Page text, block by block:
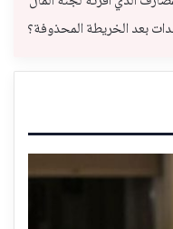
بعد الخريطة المحذوفة؟